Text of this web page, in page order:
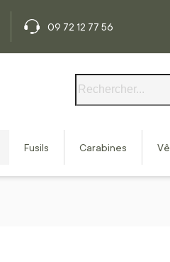
09 72 12 77 56
Fusils Carabines